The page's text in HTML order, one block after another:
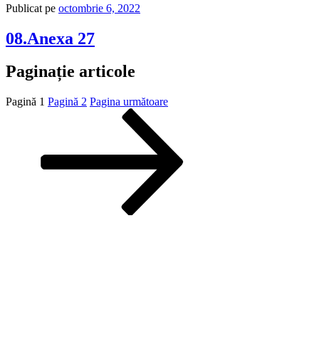
Publicat pe octombrie 6, 2022
08.Anexa 27
Paginație articole
Pagină 1 Pagină 2 Pagina următoare